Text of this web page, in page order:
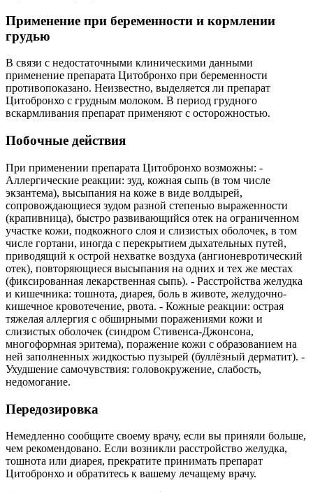
Применение при беременности и кормлении
грудью
В связи с недостаточными клиническими данными
применение препарата Цитобронхо при беременности
противопоказано. Неизвестно, выделяется ли препарат
Цитобронхо с грудным молоком. В период грудного
вскармливания препарат применяют с осторожностью.
Побочные действия
При применении препарата Цитобронхо возможны: -
Аллергические реакции: зуд, кожная сыпь (в том числе
экзантема), высыпания на коже в виде волдырей,
сопровождающиеся зудом разной степенью выраженности
(крапивница), быстро развивающийся отек на ограниченном
участке кожи, подкожного слоя и слизистых оболочек, в том
числе гортани, иногда с перекрытием дыхательных путей,
приводящий к острой нехватке воздуха (ангионевротический
отек), повторяющиеся высыпания на одних и тех же местах
(фиксированная лекарственная сыпь). - Расстройства желудка
и кишечника: тошнота, диарея, боль в животе, желудочно-
кишечное кровотечение, рвота. - Кожные реакции: острая
тяжелая аллергия с обширными поражениями кожи и
слизистых оболочек (синдром Стивенса-Джонсона,
многоформная эритема), поражение кожи с образованием на
ней заполненных жидкостью пузырей (буллёзный дерматит). -
Ухудшение самочувствия: головокружение, слабость,
недомогание.
Передозировка
Немедленно сообщите своему врачу, если вы приняли больше,
чем рекомендовано. Если возникли расстройство желудка,
тошнота или диарея, прекратите принимать препарат
Цитобронхо и обратитесь к вашему лечащему врачу.